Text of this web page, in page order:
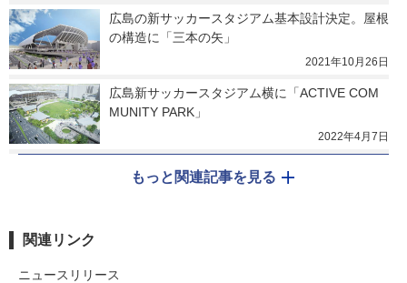
広島の新サッカースタジアム基本設計決定。屋根
の構造に「三本の矢」
2021年10月26日
広島新サッカースタジアム横に「ACTIVE COM
MUNITY PARK」
2022年4月7日
もっと関連記事を見る
関連リンク
ニュースリリース